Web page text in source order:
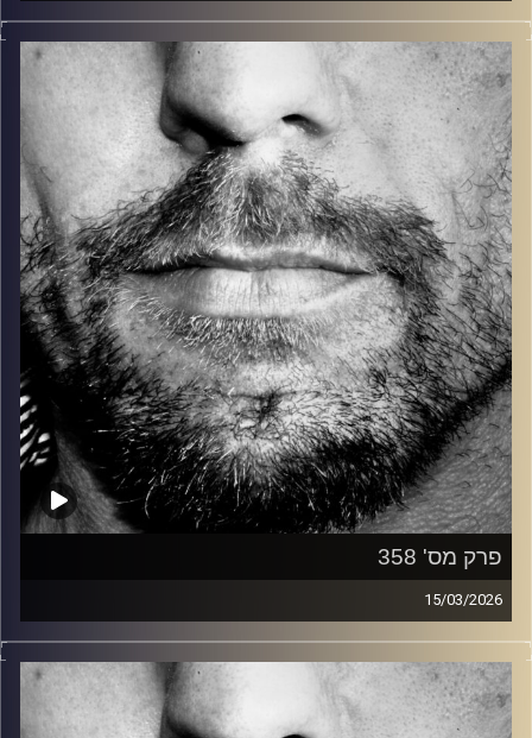
זיפים, מוזיקה מחוספסת של הופעות חיות. הרבה ג'אם, רוק,
בלוז, bluegrass, ג'אז, Fאנק, פרוגרסיב ואפילו אלקטרוניקה.
כל מה שחי, אמיתי ונושם.
עם שמוליק רגב.
קרדיט תמונות: David Goehring
פרק מס' 358
15/03/2026
זיפים, מוזיקה מחוספסת של הופעות חיות. הרבה ג'אם, רוק,
בלוז, bluegrass, ג'אז, Fאנק, פרוגרסיב ואפילו אלקטרוניקה.
כל מה שחי, אמיתי ונושם.
עם שמוליק רגב.